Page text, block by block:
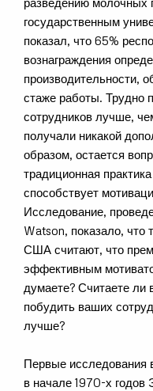
государственным
показал, что 65%
вознаграждения
производительности,
стаже работы. Трудно
сотрудников лучше,
получали никакой
образом, остается
традиционная
способствует
Исследование,
Watson, показало, что
США считают, что
эффективным
думаете? Считаете ли
побудить ваших
лучше?
Первые исследования
в начале 1970-х